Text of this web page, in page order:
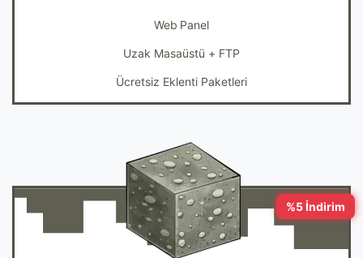
Web Panel
Uzak Masaüstü + FTP
Ücretsiz Eklenti Paketleri
%5 İndirim